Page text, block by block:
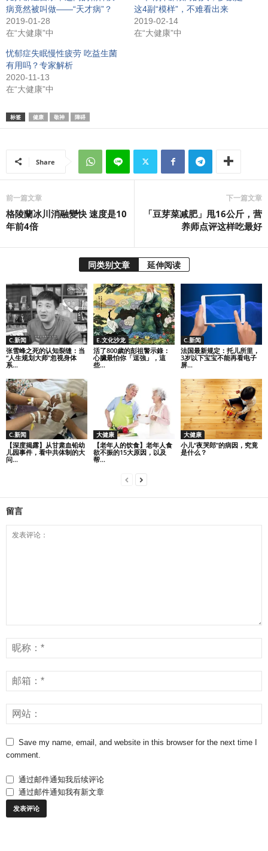
病竟然被叫做——“天才病”？
2019-01-28
在“大健康”中
这4副“模样”，不难看出来
2019-02-14
在“大健康”中
忧郁症失眠慢性疲劳 吃益生菌
有用吗？专家解析
2020-11-13
在“大健康”中
标签 健康 敬神 障碍
Share
前一篇文章
格陵蘭冰川消融變快 速度是10
年前4倍
下一篇文章
「豆芽菜减肥」甩16公斤，营
养师点评这样吃最好
同类别文章 延伸阅读
C.新闻
张雪峰之死的认知裂缝：当
“人生规划大师”忽视身体
系...
E.文化沙龙
活了800歲的彭祖警示錄：
心臟最怕你「逞強」，這
些...
C.新闻
法国最新规定：托儿所里，
3岁以下宝宝不能再看电子
屏...
C.新闻
【深度揭露】从甘肃血铅幼
儿园事件，看中共体制的大
问...
大健康
【老年人的饮食】老年人食
欲不振的15大原因，以及
帮...
大健康
小儿“夜哭郎”的病因，究竟
是什么？
留言
Save my name, email, and website in this browser for the next time I
comment.
通过邮件通知我后续评论
通过邮件通知我有新文章